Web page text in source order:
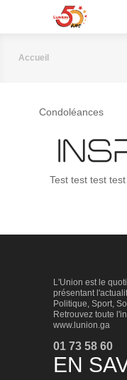
principal
Fil
Accueil
Condoléances
Test test test
L'Union est le
présentant
Politique, Sport,
Retrouvez toute
www.lunion.ga
01 73 58 60
EN